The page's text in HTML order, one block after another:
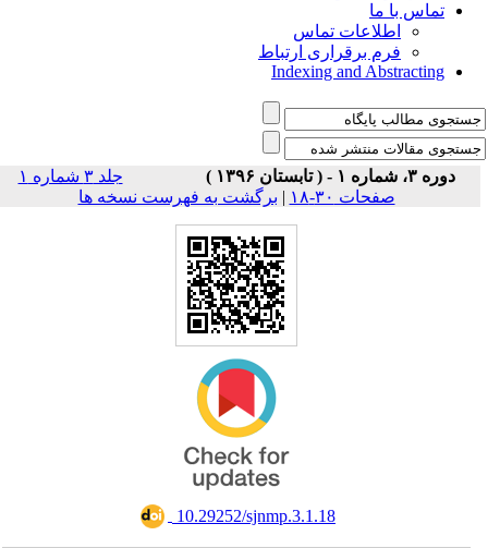
تماس با ما
اطلاعات تماس
فرم برقراری ارتباط
Indexing and Abstracting
دوره ۳، شماره ۱ - ( تابستان ۱۳۹۶ )
جلد ۳ شماره ۱
صفحات ۳۰-۱۸
| برگشت به فهرست نسخه ها
‎ 10.29252/sjnmp.3.1.18